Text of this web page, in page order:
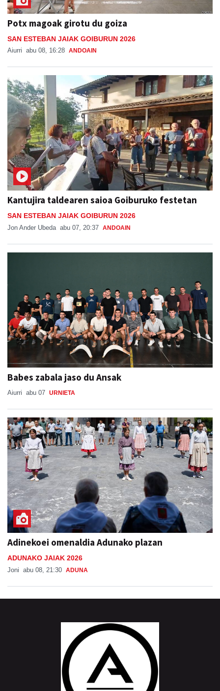
Potx magoak girotu du goiza
SAN ESTEBAN JAIAK GOIBURUN 2026
Aiurri abu 08, 16:28 ANDOAIN
Kantujira taldearen saioa Goiburuko festetan
SAN ESTEBAN JAIAK GOIBURUN 2026
Jon Ander Ubeda abu 07, 20:37 ANDOAIN
Babes zabala jaso du Ansak
Aiurri abu 07 URNIETA
Adinekoei omenaldia Adunako plazan
ADUNAKO JAIAK 2026
Joni abu 08, 21:30 ADUNA